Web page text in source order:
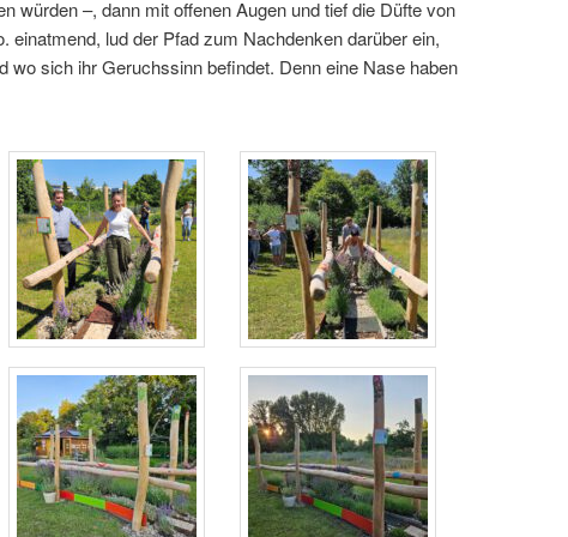
würden –, dann mit offenen Augen und tief die Düfte von
einatmend, lud der Pfad zum Nachdenken darüber ein,
wo sich ihr Geruchssinn befindet. Denn eine Nase haben